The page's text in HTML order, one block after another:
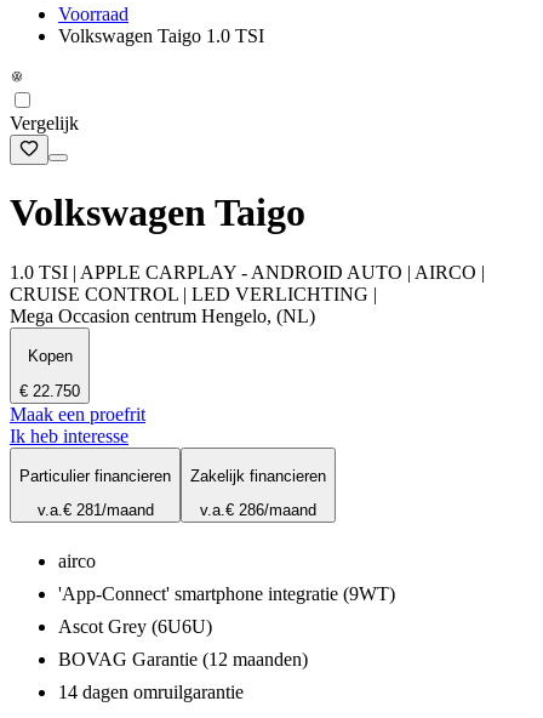
Voorraad
Volkswagen Taigo 1.0 TSI
Vergelijk
Volkswagen Taigo
1.0 TSI | APPLE CARPLAY - ANDROID AUTO | AIRCO |
CRUISE CONTROL | LED VERLICHTING |
Mega Occasion centrum Hengelo, (NL)
Kopen
€ 22.750
Maak een proefrit
Ik heb interesse
Particulier financieren
v.a.€ 281/maand
Zakelijk financieren
v.a.€ 286/maand
airco
'App-Connect' smartphone integratie (9WT)
Ascot Grey (6U6U)
BOVAG Garantie (12 maanden)
14 dagen omruilgarantie